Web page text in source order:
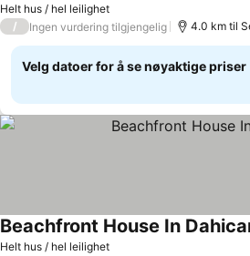
Helt hus / hel leilighet
Se priser
/ Ingen vurdering tilgjengelig 4.0 km til
Velg datoer for å se nøyaktige priser
Helt hus / hel leilighet
Beachfront House In